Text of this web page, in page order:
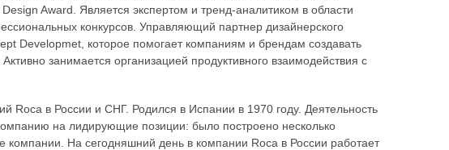
Award. Является экспертом и тренд-аналитиком в области
конкурсов. Управляющий партнер дизайнерского
Developmet, которое помогает компаниям и брендам создавать
занимается организацией продуктивного взаимодействия с
Roca в России и СНГ. Родился в Испании в 1970 году. Деятельность
на лидирующие позиции: было построено несколько
компании. На сегодняшний день в компании Roca в России работает